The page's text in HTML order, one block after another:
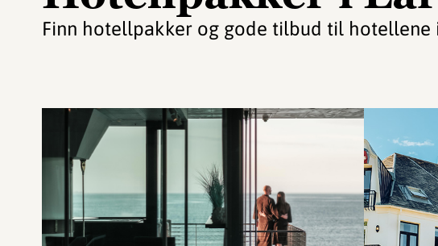
Finn hotellpakker og gode tilbud til hotellene